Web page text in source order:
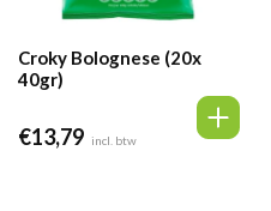
Croky Bolognese (20x
40gr)
€13,79 incl. btw